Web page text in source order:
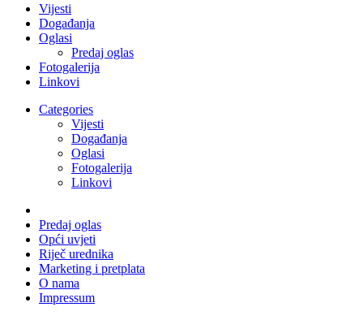
Vijesti
Događanja
Oglasi
Predaj oglas
Fotogalerija
Linkovi
Categories
Vijesti
Događanja
Oglasi
Fotogalerija
Linkovi
Predaj oglas
Opći uvjeti
Riječ urednika
Marketing i pretplata
O nama
Impressum